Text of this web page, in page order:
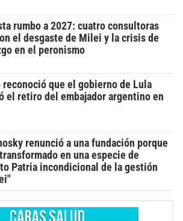
rumbo a 2027: cuatro consultoras
el desgaste de Milei y la crisis de
en el peronismo
reconoció que el gobierno de Lula
el retiro del embajador argentino en
renunció a una fundación porque
en una especie de
Patria incondicional de la gestión